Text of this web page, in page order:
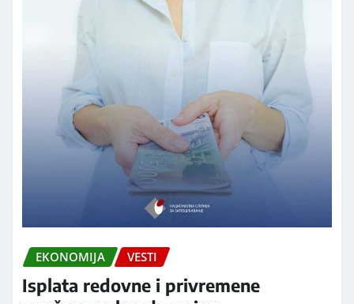
EKONOMIJA VESTI
Isplata redovne i privremene